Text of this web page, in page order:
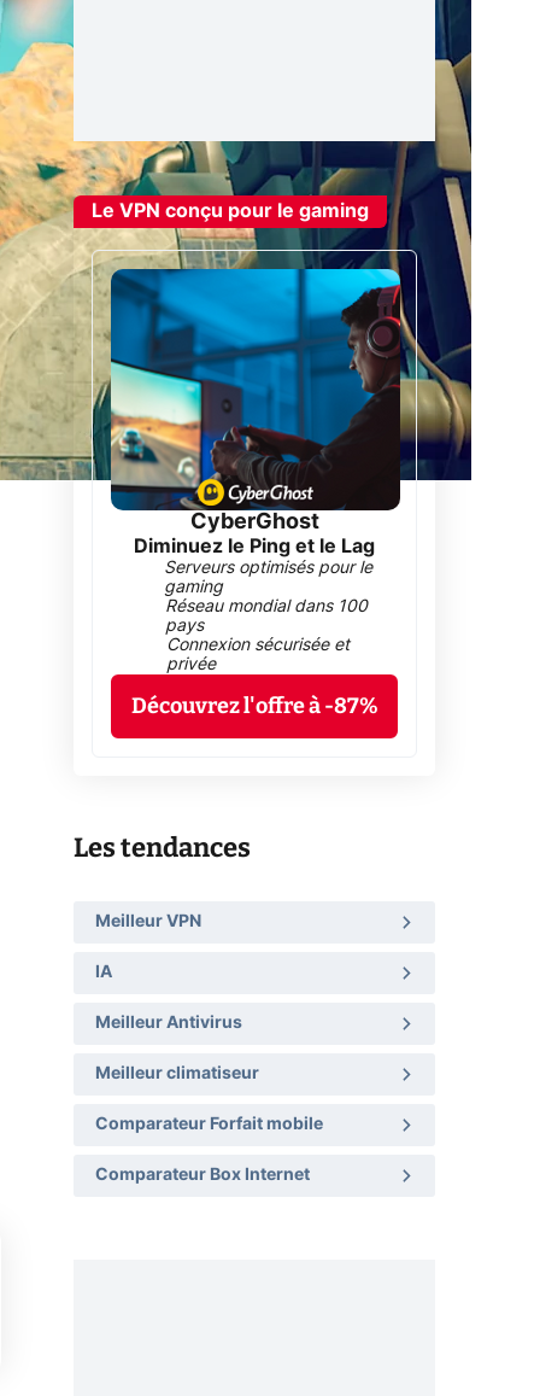
Le VPN conçu pour le gaming
CyberGhost
Diminuez le Ping et le Lag
Serveurs optimisés pour le
gaming
Réseau mondial dans 100
pays
Connexion sécurisée et
privée
Découvrez l'offre à -87%
Les tendances
Meilleur VPN
IA
Meilleur Antivirus
Meilleur climatiseur
Comparateur Forfait mobile
Comparateur Box Internet